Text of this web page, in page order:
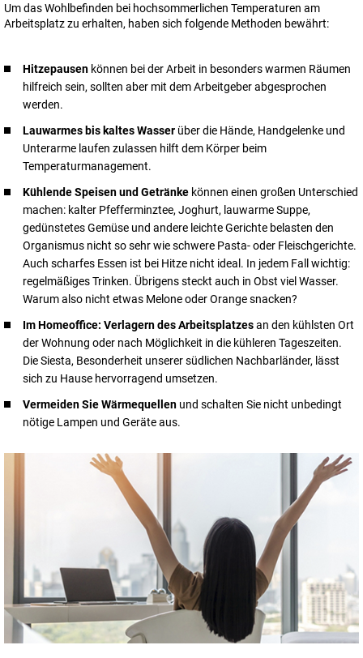
Um das Wohlbefinden bei hochsommerlichen Temperaturen am
Arbeitsplatz zu erhalten, haben sich folgende Methoden bewährt:
Hitzepausen können bei der Arbeit in besonders warmen Räumen
hilfreich sein, sollten aber mit dem Arbeitgeber abgesprochen
werden.
Lauwarmes bis kaltes Wasser über die Hände, Handgelenke und
Unterarme laufen zulassen hilft dem Körper beim
Temperaturmanagement.
Kühlende Speisen und Getränke können einen großen Unterschied
machen: kalter Pfefferminztee, Joghurt, lauwarme Suppe,
gedünstetes Gemüse und andere leichte Gerichte belasten den
Organismus nicht so sehr wie schwere Pasta- oder Fleischgerichte.
Auch scharfes Essen ist bei Hitze nicht ideal. In jedem Fall wichtig:
regelmäßiges Trinken. Übrigens steckt auch in Obst viel Wasser.
Warum also nicht etwas Melone oder Orange snacken?
Im Homeoffice: Verlagern des Arbeitsplatzesan den kühlsten Ort
der Wohnung oder nach Möglichkeit in die kühleren Tageszeiten.
Die Siesta, Besonderheit unserer südlichen Nachbarländer, lässt
sich zu Hause hervorragend umsetzen.
Vermeiden Sie Wärmequellen und schalten Sie nicht unbedingt
nötige Lampen und Geräte aus.